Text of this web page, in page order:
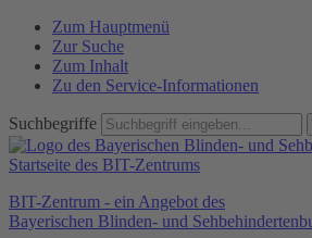
Zum Hauptmenü
Zur Suche
Zum Inhalt
Zu den Service-Informationen
Suchbegriffe
BIT-Zentrum - ein Angebot des
Bayerischen Blinden- und